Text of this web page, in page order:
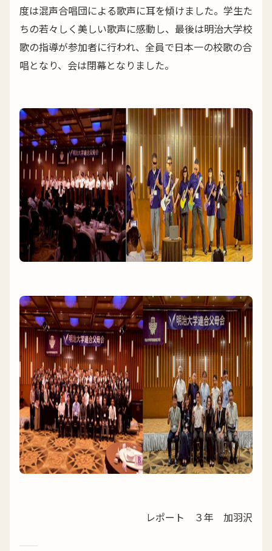
度は混声合唱団による歌声に耳を傾けました。学生た
ちの若々しく美しい歌声に感動し、最後は明治大学校
歌の指導が参加者に行われ、全員で日本一の校歌の合
唱となり、会は閉幕となりました。
レポート ３年 加羽沢